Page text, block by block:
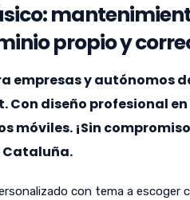
propio y
empresas y autónomos
Con diseño profesional
móviles. ¡Sin
Cataluña.
con tema a escoger